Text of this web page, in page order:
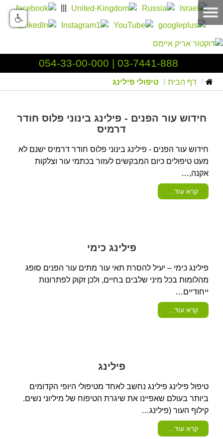
03-7441-888
|
054-33-00-000
דף הבית טיפולי פילינג
חידוש עור הפנים - פילינג בינוני פלוס חודר
דרמיס
חידוש עור הפנים - פילינג בינוני פלוס חודר דרמיס ישנם לא
מעט טיפולים כיום המבקשים לעזור בכתמי עור וצלקות
אקנה,…
קרא עוד...
פילינג כימי
פילינג כימי – יעיל להסרת תאי עור מתים עור הפנים סופג
מהלומות בכל מיני שלבים בחיים, ולכן זקוק לפתרונות
ייחודיים…
קרא עוד...
פילינג
טיפול פילינג פילינג נחשב לאחד מטיפולי היופי הקדומים
ביותר בעולם שאפיינו את שיגרת הטיפוח של מיליוני נשים.
קילוף העור (פילינג…
קרא עוד...